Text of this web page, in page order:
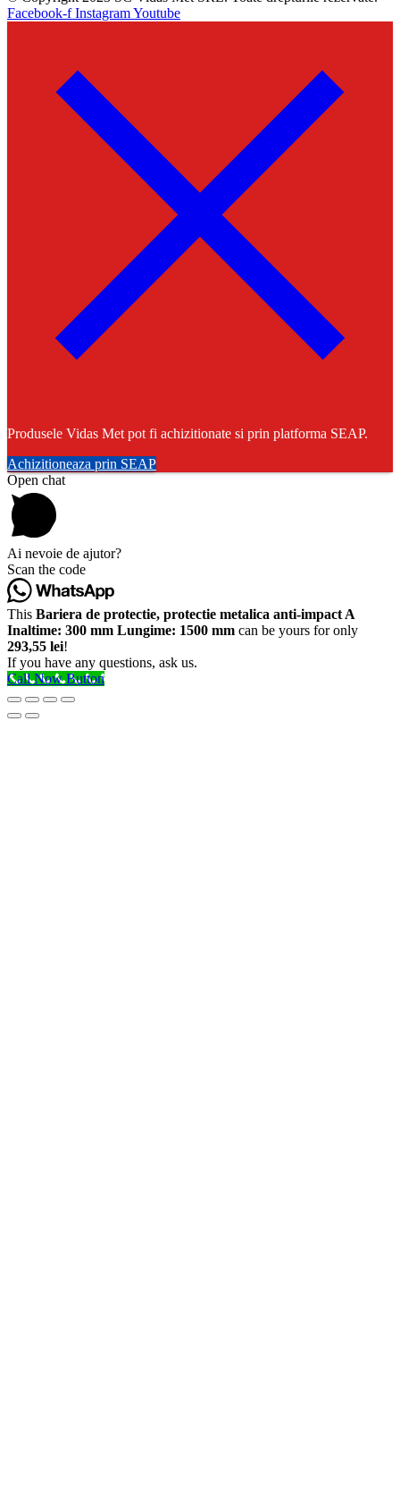
Facebook-f InstagramYoutube
Produsele Vidas Met pot fi achizitionate si prin platforma SEAP.
Achizitioneaza prin SEAP
Open chat
Ai nevoie de ajutor?
Scan the code
This Bariera de protectie, protectie metalica anti-impact A
Inaltime: 300 mm Lungime: 1500 mm can be yours for only
293,55 lei!
If you have any questions, ask us.
Call Now Button